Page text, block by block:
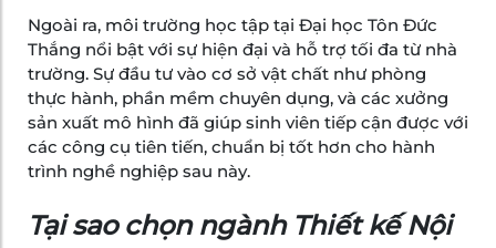
Ngoài ra, môi trường học tập tại Đại học Tôn Đức
Thắng nổi bật với sự hiện đại và hỗ trợ tối đa từ nhà
trường. Sự đầu tư vào cơ sở vật chất như phòng
thực hành, phần mềm chuyên dụng, và các xưởng
sản xuất mô hình đã giúp sinh viên tiếp cận được với
các công cụ tiên tiến, chuẩn bị tốt hơn cho hành
trình nghề nghiệp sau này.
Tại sao chọn ngành Thiết kế Nội